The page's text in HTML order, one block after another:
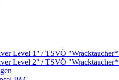
Level 1" / TSVÖ
Level 2" / TSVÖ